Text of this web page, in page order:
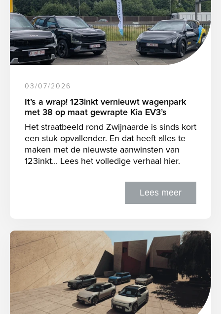
03/07/2026
It’s a wrap! 123inkt vernieuwt wagenpark
met 38 op maat gewrapte Kia EV3’s
Het straatbeeld rond Zwijnaarde is sinds kort
een stuk opvallender. En dat heeft alles te
maken met de nieuwste aanwinsten van
123inkt... Lees het volledige verhaal hier.
Lees meer